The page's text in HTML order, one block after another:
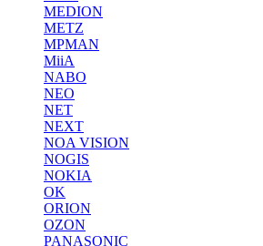
MEDION
METZ
MPMAN
MiiA
NABO
NEO
NET
NEXT
NOA VISION
NOGIS
NOKIA
OK
ORION
OZON
PANASONIC